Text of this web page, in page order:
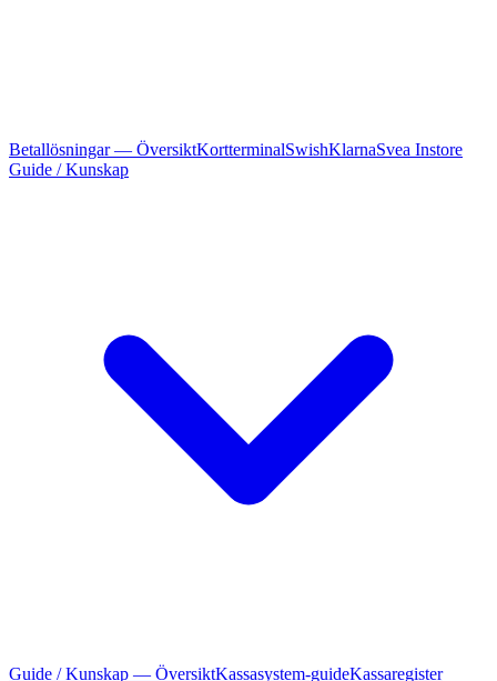
Betallösningar — ÖversiktKortterminalSwishKlarnaSvea Instore
Guide / Kunskap
Guide / Kunskap — ÖversiktKassasystem-guideKassaregister